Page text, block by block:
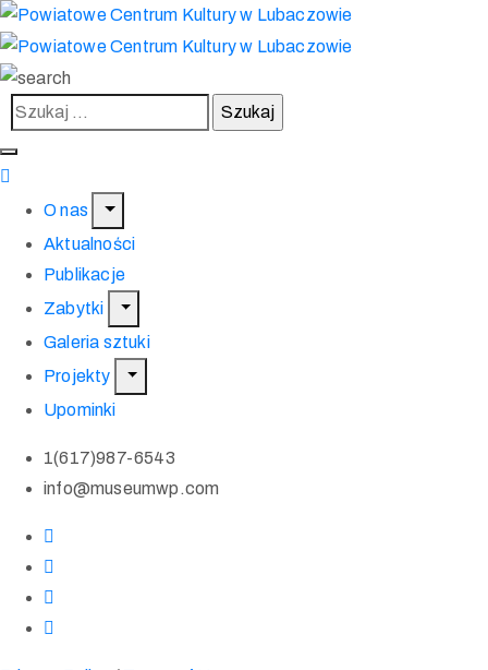
O nas
Aktualności
Publikacje
Zabytki
Galeria sztuki
Projekty
Upominki
1(617)987-6543
info@museumwp.com